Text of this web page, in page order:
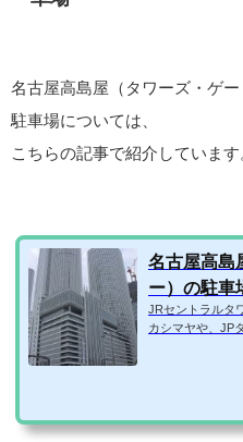
名古屋高島屋（タワーズ・ゲ
駐車場については、
こちらの記事で紹介しています
名古屋高島
ー）の駐車
JRセントラルタ
カシマヤや、JP
てみました！ 名
場 名古屋タカシ